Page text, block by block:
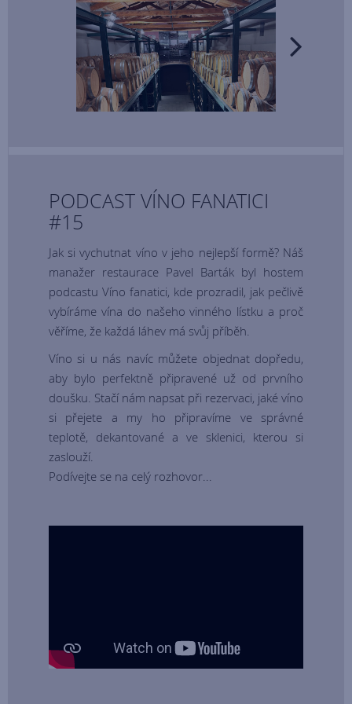
PODCAST VÍNO FANATICI
#15
Jak si vychutnat víno v jeho nejlepší formě? Náš
manažer restaurace Pavel Barták byl hostem
podcastu Víno fanatici, kde prozradil, jak pečlivě
vybíráme vína do našeho vinného lístku a proč
věříme, že každá láhev má svůj příběh.
Víno si u nás navíc můžete objednat dopředu,
aby bylo perfektně připravené už od prvního
doušku. Stačí nám napsat při rezervaci, jaké víno
si přejete a my ho připravíme ve správné
teplotě, dekantované a ve sklenici, kterou si
zaslouží.
Podívejte se na celý rozhovor...